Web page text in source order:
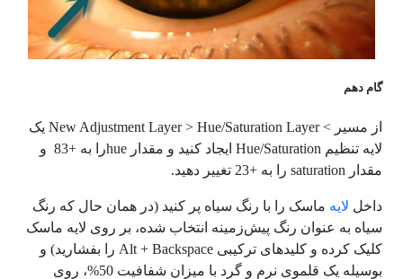
گام دهم
از مسیر > New Adjustment Layer > Hue/Saturation Layer
یک
لایه تنظیم Hue/Saturation ایجاد کنید و مقدار را به +83
و
مقدار
را به +23 تغییر دهید.
داخل لایه ماسک را با رنگ سیاه پر کنید (در همان حال که رنگ
سیاه به عنوان رنگ پیش‌زمینه انتخاب شده، بر روی لایه ماسک
کلیک کرده و کلیدهای ترکیبی Alt + Backspace را بفشارید) و
بوسیله یک قلموی نرم و گرد با میزان شفافیت 50%، روی